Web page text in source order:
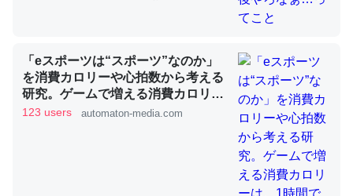
コオロギのカルシウム分はエビの600分の1程度。
論文では「淡水はカルシウムも酸素も不足してて両方に不
利だから両方が拮抗してるのでは」とあって面白い。海に
いる鋏角類（カブトガニ・ウミグモ）はカルシウムを使わ
「eスポーツは“スポーツ”なのか」
を消費カロリーや心拍数から考える
研究。ゲームで増える消費カロリー
は、1時間で大体ちくわ1本分 -
123 users automaton-media.com